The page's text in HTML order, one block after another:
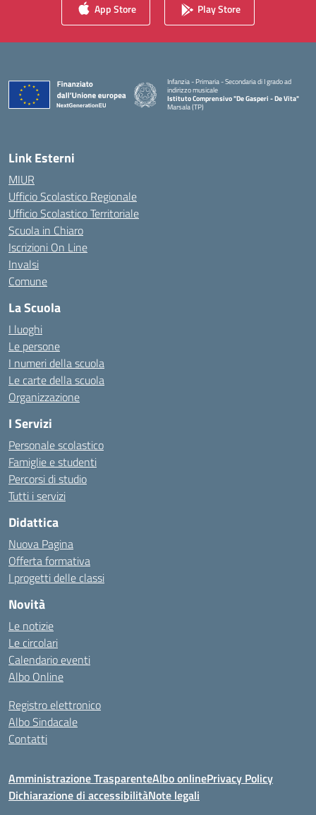
App Store Play Store
Infanzia - Primaria - Secondaria di I grado ad
indirizzo musicale
Istituto Comprensivo "De Gasperi - De Vita"
Marsala (TP)
Link Esterni
MIUR
Ufficio Scolastico Regionale
Ufficio Scolastico Territoriale
Scuola in Chiaro
Iscrizioni On Line
Invalsi
Comune
La Scuola
I luoghi
Le persone
I numeri della scuola
Le carte della scuola
Organizzazione
I Servizi
Personale scolastico
Famiglie e studenti
Percorsi di studio
Tutti i servizi
Didattica
Nuova Pagina
Offerta formativa
I progetti delle classi
Novità
Le notizie
Le circolari
Calendario eventi
Albo Online
Registro elettronico
Albo Sindacale
Contatti
Amministrazione TrasparenteAlbo onlinePrivacy Policy
Dichiarazione di accessibilitàNote legali